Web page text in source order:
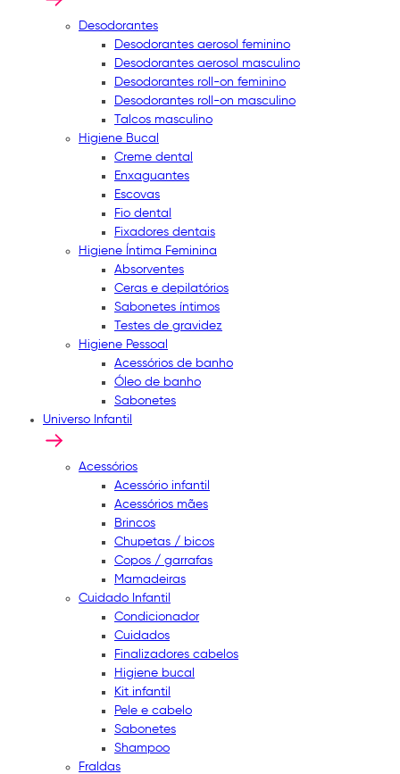
Desodorantes
Desodorantes aerosol feminino
Desodorantes aerosol masculino
Desodorantes roll-on feminino
Desodorantes roll-on masculino
Talcos masculino
Higiene Bucal
Creme dental
Enxaguantes
Escovas
Fio dental
Fixadores dentais
Higiene Íntima Feminina
Absorventes
Ceras e depilatórios
Sabonetes íntimos
Testes de gravidez
Higiene Pessoal
Acessórios de banho
Óleo de banho
Sabonetes
Universo Infantil
Acessórios
Acessório infantil
Acessórios mães
Brincos
Chupetas / bicos
Copos / garrafas
Mamadeiras
Cuidado Infantil
Condicionador
Cuidados
Finalizadores cabelos
Higiene bucal
Kit infantil
Pele e cabelo
Sabonetes
Shampoo
Fraldas